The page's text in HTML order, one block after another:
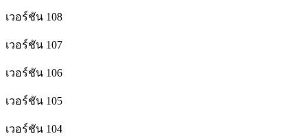
เวอร์ชัน 108
เวอร์ชัน 107
เวอร์ชัน 106
เวอร์ชัน 105
เวอร์ชัน 104